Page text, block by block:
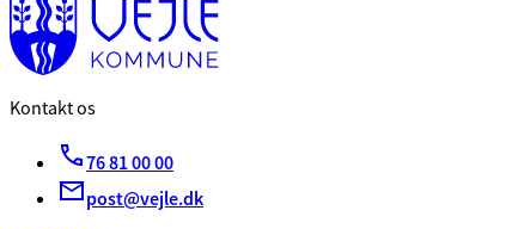
Kontakt os
76 81 00 00
post@vejle.dk